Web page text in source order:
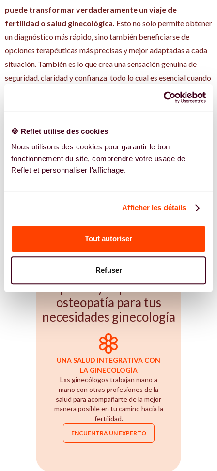
🍪 Reflet utilise des cookies
Nous utilisons des cookies pour garantir le bon
fonctionnement du site, comprendre votre usage de
Reflet et personnaliser l'affichage.
Afficher les détails
Tout autoriser
Refuser
puede transformar verdaderamente un viaje de
fertilidad o salud ginecológica. Esto no solo permite obtener
un diagnóstico más rápido, sino también beneficiarse de
opciones terapéuticas más precisas y mejor adaptadas a cada
situación. También es lo que crea una sensación genuina de
seguridad, claridad y confianza, todo lo cual es esencial cuando
se atraviesan etapas largas, a veces dolorosas y, a menudo,
Un buen ginecólogo no es solo alguien que domina los
el impacto emocional de estos caminos, respeta el ritmo de
cada mujer y sabe cómo confiar en otros conocimientos para
ginecólogos de Reflet son elegidos por su experiencia y por su
capacidad para trabajar mano a mano con otros expertos
Expertas y expertos en
osteopatía para tus
necesidades ginecología
UNA SALUD INTEGRATIVA CON
LA GINECOLOGÍA
Lxs ginecólogos trabajan mano a
mano con otras profesiones de la
salud para acompañarte de la mejor
manera posible en tu camino hacia la
fertilidad.
ENCUENTRA UN EXPERTO